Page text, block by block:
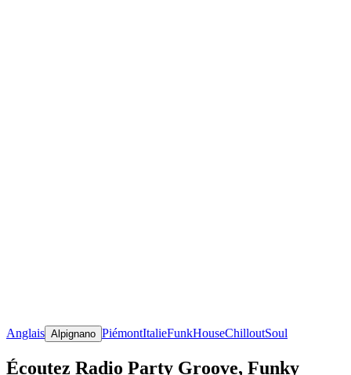
Anglais Alpignano PiémontItalieFunkHouseChilloutSoul
Écoutez Radio Party Groove, Funky